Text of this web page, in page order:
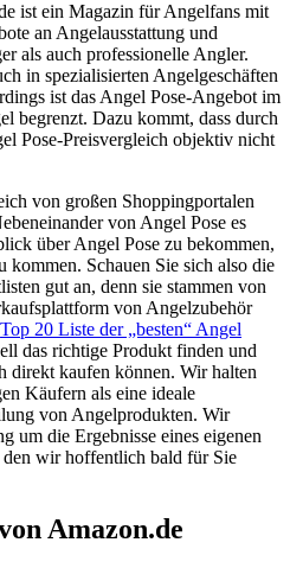
ist ein Magazin für Angelfans mit
an Angelausstattung und
als auch professionelle Angler.
in spezialisierten Angelgeschäften
ist das Angel Pose-Angebot im
begrenzt. Dazu kommt, dass durch
Pose-Preisvergleich objektiv nicht
von großen Shoppingportalen
von Angel Pose es
über Angel Pose zu bekommen,
kommen. Schauen Sie sich also die
gut an, denn sie stammen von
von Angelzubehör
Top 20 Liste der „besten“ Angel
das richtige Produkt finden und
direkt kaufen können. Wir halten
Käufern als eine ideale
von Angelprodukten. Wir
um die Ergebnisse eines eigenen
den wir hoffentlich bald für Sie
Amazon.de